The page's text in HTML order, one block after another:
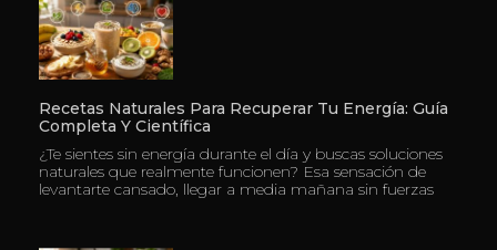
Recetas Naturales Para Recuperar Tu Energía: Guía
Completa Y Científica
¿Te sientes sin energía durante el día y buscas soluciones
naturales que realmente funcionen? Esa sensación de
levantarte cansado, llegar a media mañana sin fuerzas